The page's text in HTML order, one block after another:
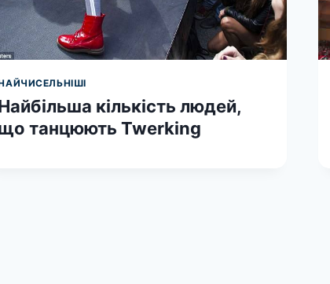
кількість людей,
танцюють Twerking